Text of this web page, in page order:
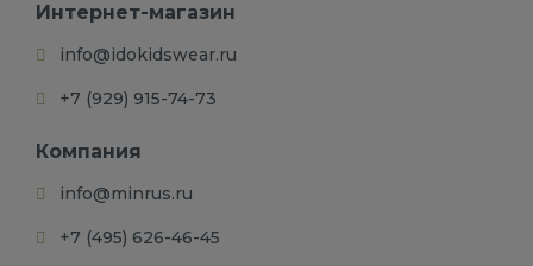
Интернет-магазин
info@idokidswear.ru
+7 (929) 915-74-73
Компания
info@minrus.ru
+7 (495) 626-46-45